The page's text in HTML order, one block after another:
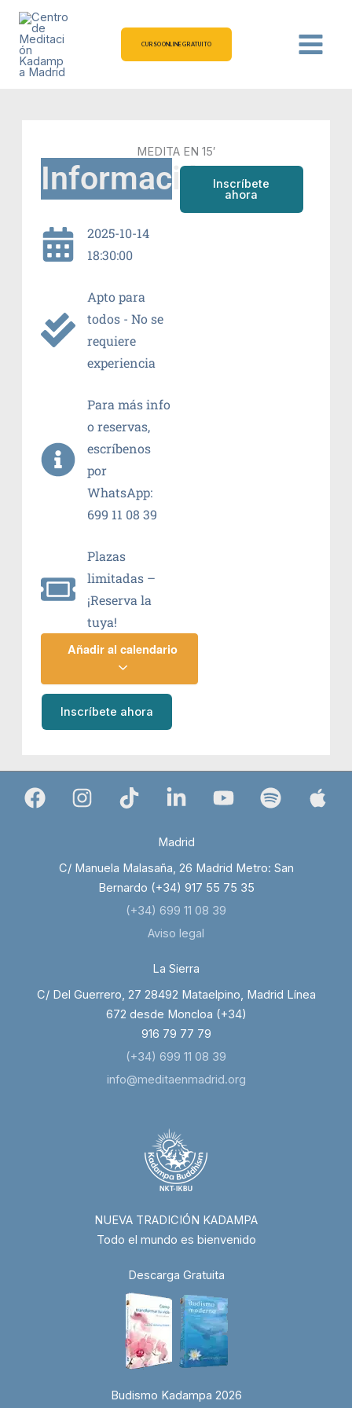
contenido
CURSO ONLINE GRATUITO
MEDITA EN 15′
Información
2025-10-14
18:30:00
Apto para
todos - No se
requiere
experiencia
Para más info
o reservas,
escríbenos
por
WhatsApp:
699 11 08 39
Plazas
limitadas –
¡Reserva la
tuya!
Inscríbete ahora
Inscríbete
ahora
Madrid
C/ Manuela Malasaña, 26 Madrid Metro: San
Bernardo (+34) 917 55 75 35
(+34) 699 11 08 39
Aviso legal
La Sierra
C/ Del Guerrero, 27 28492 Mataelpino, Madrid Línea
672 desde Moncloa (+34)
916 79 77 79
(+34) 699 11 08 39
info@meditaenmadrid.org
NUEVA TRADICIÓN KADAMPA
Todo el mundo es bienvenido
Descarga Gratuita
Budismo Kadampa 2026